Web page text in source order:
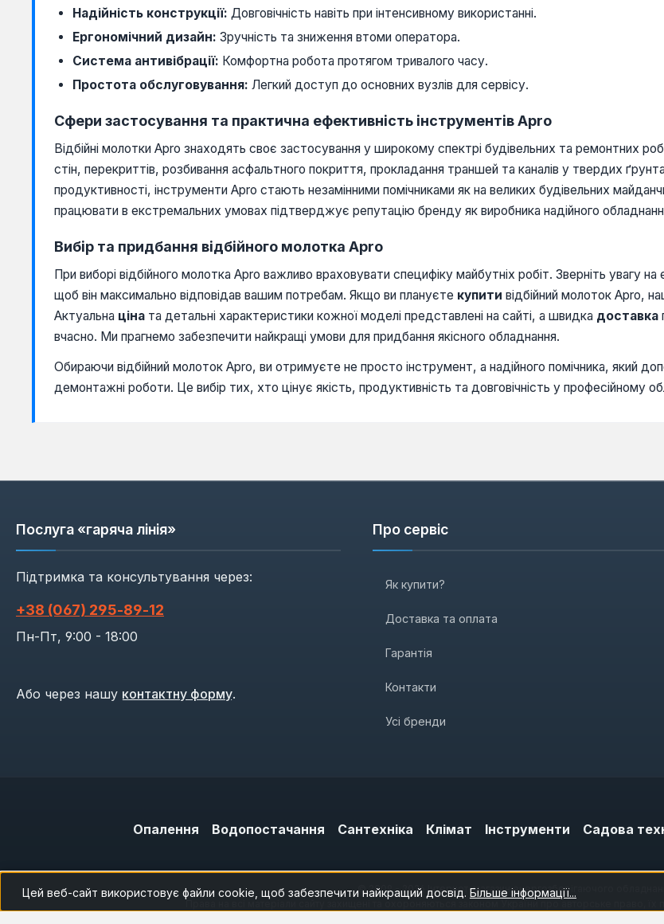
Надійність конструкції: Довговічність навіть при інтенсивному використанні.
Ергономічний дизайн: Зручність та зниження втоми оператора.
Система антивібрації: Комфортна робота протягом тривалого часу.
Простота обслуговування: Легкий доступ до основних вузлів для сервісу.
Сфери застосування та практична ефективність інструментів Apro
Відбійні молотки Apro знаходять своє застосування у широкому спектрі будівельних та ремонтних
стін, перекриттів, розбивання асфальтного покриття, прокладання траншей та каналів у твердих
продуктивності, інструменти Apro стають незамінними помічниками як на великих будівельних
працювати в екстремальних умовах підтверджує репутацію бренду як виробника надійного
Вибір та придбання відбійного молотка Apro
При виборі відбійного молотка Apro важливо враховувати специфіку майбутніх робіт. Зверніть увагу
щоб він максимально відповідав вашим потребам. Якщо ви плануєте купити відбійний молоток Apro,
Актуальна ціна та детальні характеристики кожної моделі представлені на сайті, а швидка доставка
вчасно. Ми прагнемо забезпечити найкращі умови для придбання якісного обладнання.
Обираючи відбійний молоток Apro, ви отримуєте не просто інструмент, а надійного помічника, який
демонтажні роботи. Це вибір тих, хто цінує якість, продуктивність та довговічність у професійному
Послуга «гаряча лінія»
Підтримка та консультування через:
+38 (067) 295‑89‑12
Пн-Пт, 9:00 - 18:00
Або через нашу контактну форму.
Про сервіс
Як купити?
Доставка та оплата
Гарантія
Контакти
Усі бренди
Опалення Водопостачання Сантехніка Клімат Інструменти Садова
© 2009 - 2026 Інтернет-магазин енергозберігаючого
Права на всі матеріали сайту захищені та охороняються законом України про авторське право,
Цей веб-сайт використовує файли cookie, щоб забезпечити найкращий досвід. Більше інформації...